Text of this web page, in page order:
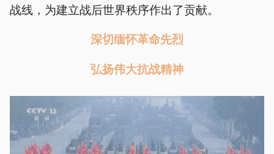
战线，为建立战后世界秩序作出了贡献。
深切缅怀革命先烈
弘扬伟大抗战精神